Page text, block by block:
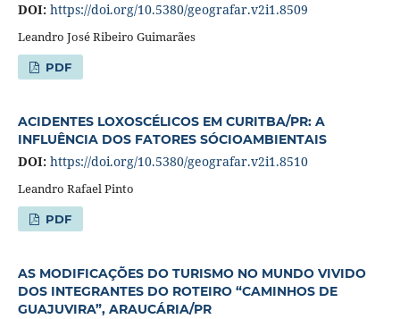
DOI: https://doi.org/10.5380/geografar.v2i1.8509
Leandro José Ribeiro Guimarães
PDF
ACIDENTES LOXOSCÉLICOS EM CURITBA/PR: A
INFLUÊNCIA DOS FATORES SÓCIOAMBIENTAIS
DOI: https://doi.org/10.5380/geografar.v2i1.8510
Leandro Rafael Pinto
PDF
AS MODIFICAÇÕES DO TURISMO NO MUNDO VIVIDO
DOS INTEGRANTES DO ROTEIRO “CAMINHOS DE
GUAJUVIRA”, ARAUCÁRIA/PR